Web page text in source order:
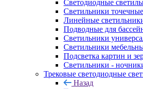
Светодиодные
Светильники
Линейные
Подводные для
Светильники
Светильники
Подсветка картин и
Светильники -
Трековые светодиодные
Назад